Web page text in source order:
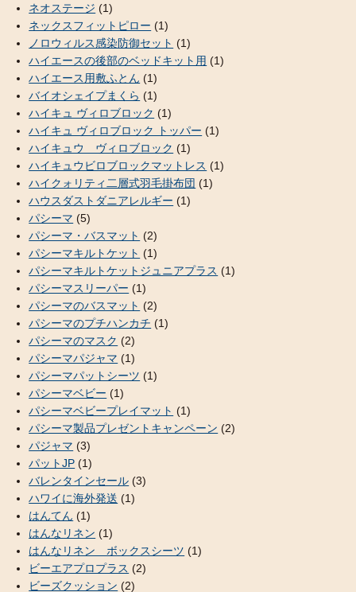
ネオステージ (1)
ネックスフィットピロー (1)
ノロウィルス感染防御セット (1)
ハイエースの後部のベッドキット用 (1)
ハイエース用敷ふとん (1)
バイオシェイプまくら (1)
ハイキュ ヴィロブロック (1)
ハイキュ ヴィロブロック トッパー (1)
ハイキュウ ヴィロブロック (1)
ハイキュウビロブロックマットレス (1)
ハイクォリティ二層式羽毛掛布団 (1)
ハウスダストダニアレルギー (1)
パシーマ (5)
パシーマ・バスマット (2)
パシーマキルトケット (1)
パシーマキルトケットジュニアプラス (1)
パシーマスリーパー (1)
パシーマのバスマット (2)
パシーマのプチハンカチ (1)
パシーマのマスク (2)
パシーマパジャマ (1)
パシーマパットシーツ (1)
パシーマベビー (1)
パシーマベビープレイマット (1)
パシーマ製品プレゼントキャンペーン (2)
パジャマ (3)
パットJP (1)
バレンタインセール (3)
ハワイに海外発送 (1)
はんてん (1)
はんなリネン (1)
はんなリネン ボックスシーツ (1)
ビーエアプロプラス (2)
ビーズクッション (2)